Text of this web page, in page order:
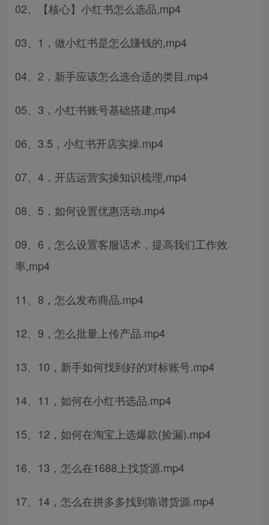
02、【核心】小红书怎么选品,mp4
03、1，做小红书是怎么賺钱的,mp4
04、2，新手应该怎么选合适的类目,mp4
05、3，小红书账号基础搭建,mp4
06、3.5，小红书开店实操.mp4
07、4，开店运营实操知识梳理,mp4
08、5，如何设置优惠活动.mp4
09、6，怎么设置客服话术，提高我们工作效
率,mp4
11、8，怎么发布商品.mp4
12、9，怎么批量上传产品.mp4
13、10，新手如何找到好的对标账号.mp4
14、11，如何在小红书选品.mp4
15、12，如何在淘宝上选爆款(捡漏).mp4
16、13，怎么在1688上找货源.mp4
17、14，怎么在拼多多找到靠谱货源.mp4